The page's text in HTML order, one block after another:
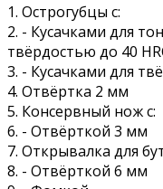
1. Острогубцы с:
2. - Кусачками для
твёрдостью до 40
3. - Кусачками для
4. Отвёртка 2 мм
5. Консервный нож с:
6. - Отвёрткой 3 мм
7. Открывалка для
8. - Отвёрткой 6 мм